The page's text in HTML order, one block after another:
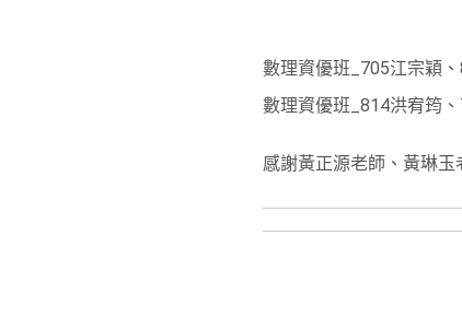
數理資優班_705江宗穎
數理資優班_814洪宥筠
感謝黃正源老師、黃琳玉